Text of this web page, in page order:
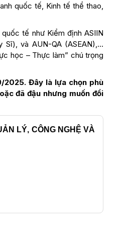
quốc tế, Kinh tế thể thao,
tế như Kiểm định ASIIN
Sĩ), và AUN-QA (ASEAN),…
học – Thực làm” chú trọng
2025. Đây là lựa chọn phù
đã đậu nhưng muốn đổi
LÝ, CÔNG NGHỆ VÀ